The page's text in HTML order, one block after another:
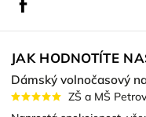
JAK HODNOTÍTE
Dámský volnočasový
ZŠ a MŠ